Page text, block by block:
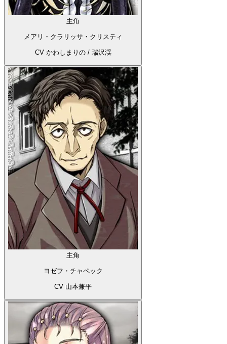
主角
メアリ・クラリッサ・クリスティ
CV かわしまりの / 瑞沢渓
主角
ヨゼフ・チャペック
CV 山本兼平